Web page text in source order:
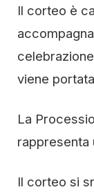
Il corteo è
viene
La
rappresenta
Il corteo si